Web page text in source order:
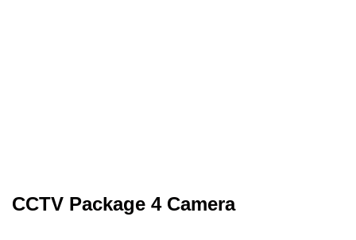
CCTV Package 4 Camera